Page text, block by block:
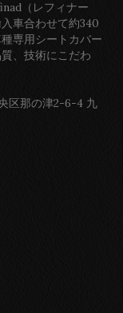
（レフィナー
車合わせて約340
専用シートカバー
、技術にこだわ
区那の津2-6-4 九